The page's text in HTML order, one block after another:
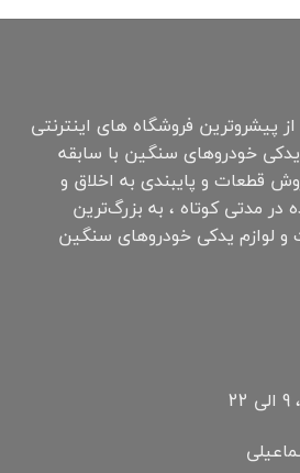
پیشروترین فروشگاه های اینترنتی
خودروهای سنگین با سابقه
قطعات و پایبندی به اخلاق و
مدتی کوتاه ، به بزرگ‌ترین
و لوازم یدکی خودروهای سنگین